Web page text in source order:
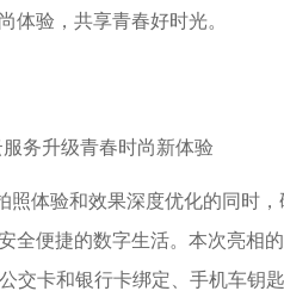
体验，共享青春好时光。
照体验和效果深度优化的同时
便捷的数字生活。本次亮相的
交卡和银行卡绑定、手机车钥